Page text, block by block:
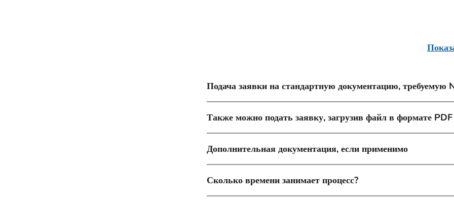
Подача заявки на стандартную документацию, требуемую
Также можно подать заявку, загрузив файл в формате PDF
Дополнительная документация, если применимо
Сколько времени занимает процесс?